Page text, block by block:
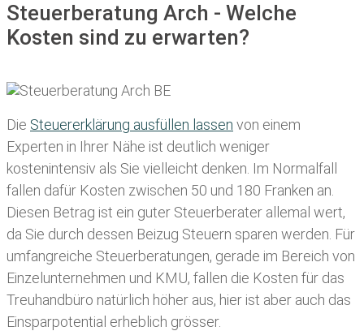
Steuerberatung Arch - Welche
Kosten sind zu erwarten?
Die Steuererklärung ausfüllen lassen von einem
Experten in Ihrer Nähe ist deutlich weniger
kostenintensiv als Sie vielleicht denken. Im Normalfall
fallen dafür Kosten zwischen 50 und 180 Franken an.
Diesen Betrag ist ein guter Steuerberater allemal wert,
da Sie durch dessen Beizug Steuern sparen werden. Für
umfangreiche Steuerberatungen, gerade im Bereich von
Einzelunternehmen und KMU, fallen die Kosten für das
Treuhandbüro natürlich höher aus, hier ist aber auch das
Einsparpotential erheblich grösser.